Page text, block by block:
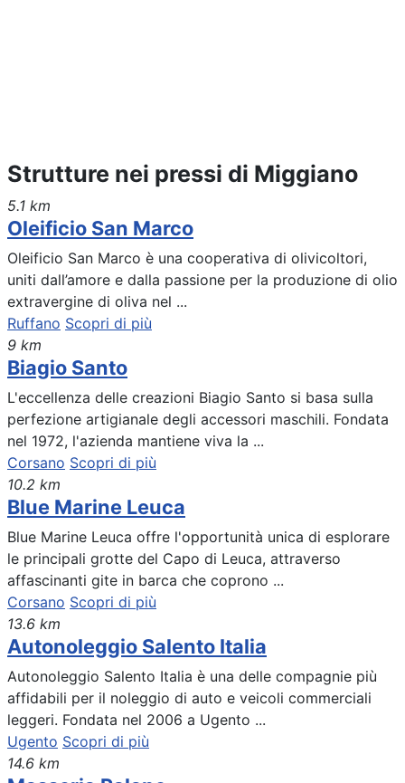
Strutture nei pressi di Miggiano
5.1 km
Oleificio San Marco
Oleificio San Marco è una cooperativa di olivicoltori,
uniti dall’amore e dalla passione per la produzione di olio
extravergine di oliva nel ...
Ruffano Scopri di più
9 km
Biagio Santo
L'eccellenza delle creazioni Biagio Santo si basa sulla
perfezione artigianale degli accessori maschili. Fondata
nel 1972, l'azienda mantiene viva la ...
Corsano Scopri di più
10.2 km
Blue Marine Leuca
Blue Marine Leuca offre l'opportunità unica di esplorare
le principali grotte del Capo di Leuca, attraverso
affascinanti gite in barca che coprono ...
Corsano Scopri di più
13.6 km
Autonoleggio Salento Italia
Autonoleggio Salento Italia è una delle compagnie più
affidabili per il noleggio di auto e veicoli commerciali
leggeri. Fondata nel 2006 a Ugento ...
Ugento Scopri di più
14.6 km